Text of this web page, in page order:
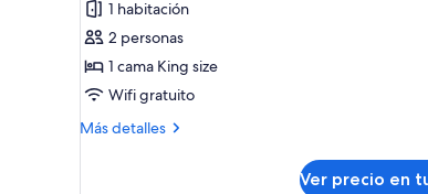
Habitación
Deluxe
(King)
1 habitación
2 personas
1 cama King size
Wifi gratuito
Más detalles
Más
Ver precio en